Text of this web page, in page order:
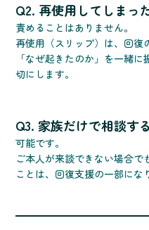
Q2. 再使用してしまっ
責めることはありません。
再使用（スリップ）は、回復
「なぜ起きたのか」を一緒
切にします。
Q3. 家族だけで相談す
可能です。
ご本人が来談できない場合で
ことは、回復支援の一部にな